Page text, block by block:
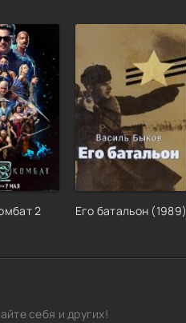
2
Его батальон (1989)
себя и других!